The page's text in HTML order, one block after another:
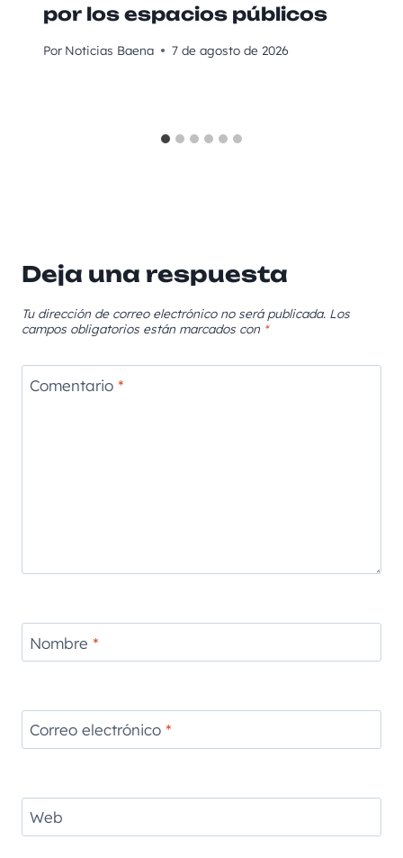
por los espacios públicos
Por Noticias Baena 7 de agosto de 2026
Deja una respuesta
Tu dirección de correo electrónico no será publicada. Los
campos obligatorios están marcados con *
Comentario *
Nombre *
Correo electrónico *
Web